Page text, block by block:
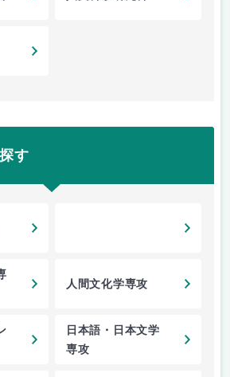
す
人間文化学専攻
日本語・日本文学
専攻